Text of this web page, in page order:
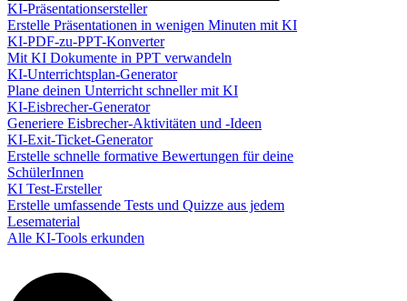
KI-Präsentationsersteller
Erstelle Präsentationen in wenigen Minuten mit KI
KI-PDF-zu-PPT-Konverter
Mit KI Dokumente in PPT verwandeln
KI-Unterrichtsplan-Generator
Plane deinen Unterricht schneller mit KI
KI-Eisbrecher-Generator
Generiere Eisbrecher-Aktivitäten und -Ideen
KI-Exit-Ticket-Generator
Erstelle schnelle formative Bewertungen für deine
SchülerInnen
KI Test-Ersteller
Erstelle umfassende Tests und Quizze aus jedem
Lesematerial
Alle KI-Tools erkunden